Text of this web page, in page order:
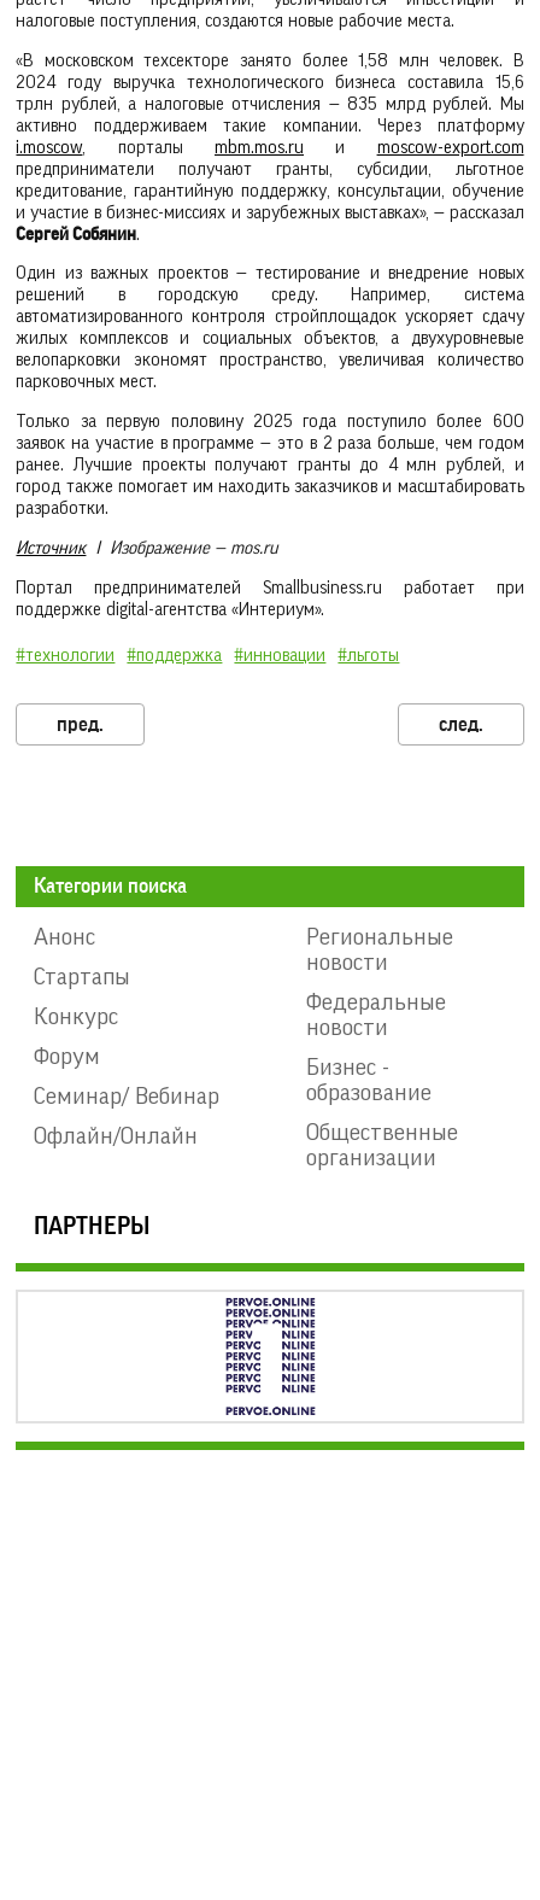
налоговые поступления, создаются новые рабочие места.
«В московском техсекторе занято более 1,58 млн человек. В
2024 году выручка технологического бизнеса составила 15,6
трлн рублей, а налоговые отчисления — 835 млрд рублей. Мы
активно поддерживаем такие компании. Через платформу
i.moscow, порталы mbm.mos.ru и moscow-export.com
предприниматели получают гранты, субсидии, льготное
кредитование, гарантийную поддержку, консультации, обучение
и участие в бизнес-миссиях и зарубежных выставках», — рассказал
Сергей Собянин.
Один из важных проектов — тестирование и внедрение новых
решений в городскую среду. Например, система
автоматизированного контроля стройплощадок ускоряет сдачу
жилых комплексов и социальных объектов, а двухуровневые
велопарковки экономят пространство, увеличивая количество
парковочных мест.
Только за первую половину 2025 года поступило более 600
заявок на участие в программе — это в 2 раза больше, чем годом
ранее. Лучшие проекты получают гранты до 4 млн рублей, и
город также помогает им находить заказчиков и масштабировать
разработки.
ИсточникI Изображение — mos.ru
Портал предпринимателей Smallbusiness.ru работает при
поддержке digital-агентства «Интериум».
#технологии #поддержка #инновации #льготы
Категории поиска
Анонс
Стартапы
Конкурс
Форум
Семинар/ Вебинар
Офлайн/Онлайн
Региональные
новости
Федеральные
новости
Бизнес -
образование
Общественные
организации
ПАРТНЕРЫ